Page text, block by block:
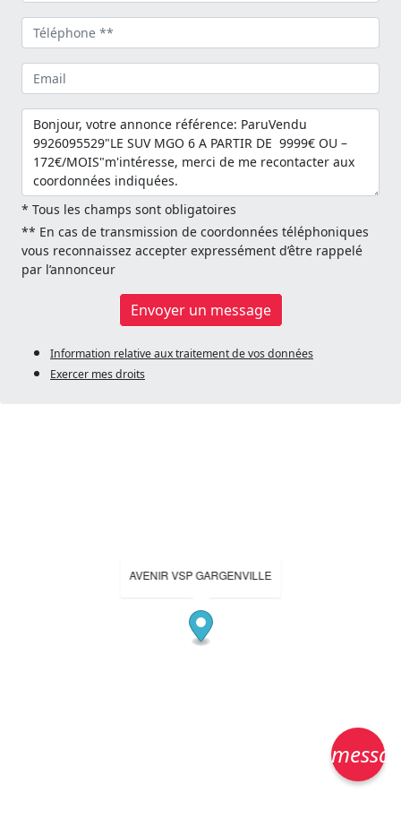
* Tous les champs sont obligatoires
** En cas de transmission de coordonnées téléphoniques
vous reconnaissez accepter expressément d’être rappelé
par l’annonceur
Envoyer un message
Information relative aux traitement de vos données
Exercer mes droits
AVENIR VSP GARGENVILLE